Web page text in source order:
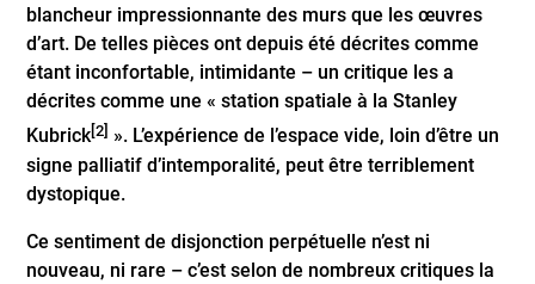
blancheur impressionnante des murs que les œuvres
d’art. De telles pièces ont depuis été décrites comme
étant inconfortable, intimidante – un critique les a
décrites comme une « station spatiale à la Stanley
Kubrick[2] ». L’expérience de l’espace vide, loin d’être un
signe palliatif d’intemporalité, peut être terriblement
dystopique.
Ce sentiment de disjonction perpétuelle n’est ni
nouveau, ni rare – c’est selon de nombreux critiques la